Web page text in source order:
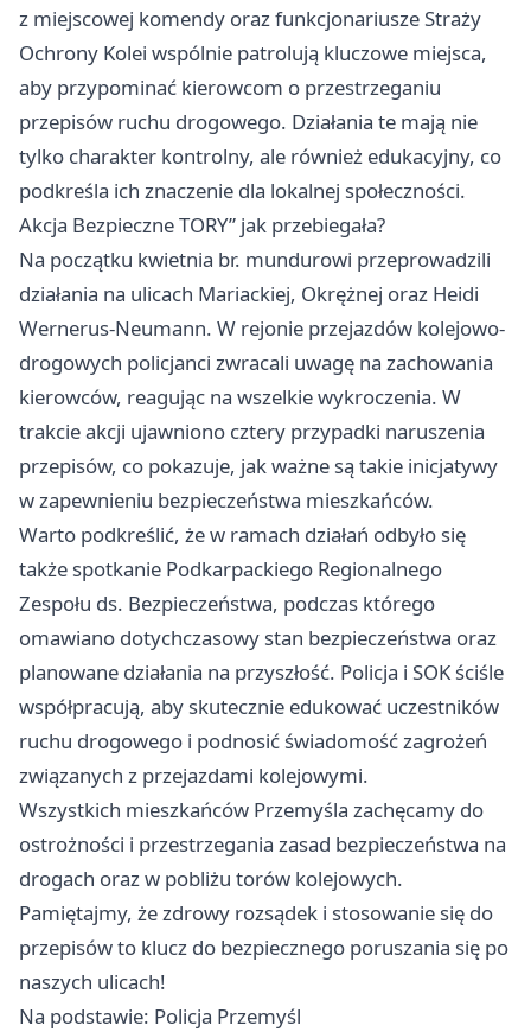
z miejscowej komendy oraz funkcjonariusze Straży
Ochrony Kolei wspólnie patrolują kluczowe miejsca,
aby przypominać kierowcom o przestrzeganiu
przepisów ruchu drogowego. Działania te mają nie
tylko charakter kontrolny, ale również edukacyjny, co
podkreśla ich znaczenie dla lokalnej społeczności.
Akcja Bezpieczne TORY” jak przebiegała?
Na początku kwietnia br. mundurowi przeprowadzili
działania na ulicach Mariackiej, Okrężnej oraz Heidi
Wernerus-Neumann. W rejonie przejazdów kolejowo-
drogowych policjanci zwracali uwagę na zachowania
kierowców, reagując na wszelkie wykroczenia. W
trakcie akcji ujawniono cztery przypadki naruszenia
przepisów, co pokazuje, jak ważne są takie inicjatywy
w zapewnieniu bezpieczeństwa mieszkańców.
Warto podkreślić, że w ramach działań odbyło się
także spotkanie Podkarpackiego Regionalnego
Zespołu ds. Bezpieczeństwa, podczas którego
omawiano dotychczasowy stan bezpieczeństwa oraz
planowane działania na przyszłość. Policja i SOK ściśle
współpracują, aby skutecznie edukować uczestników
ruchu drogowego i podnosić świadomość zagrożeń
związanych z przejazdami kolejowymi.
Wszystkich mieszkańców Przemyśla zachęcamy do
ostrożności i przestrzegania zasad bezpieczeństwa na
drogach oraz w pobliżu torów kolejowych.
Pamiętajmy, że zdrowy rozsądek i stosowanie się do
przepisów to klucz do bezpiecznego poruszania się po
naszych ulicach!
Na podstawie: Policja Przemyśl